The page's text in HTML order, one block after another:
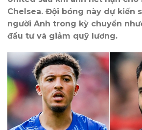
Chelsea. Đội bóng này dự kiến
người Anh trong kỳ chuyển
đầu tư và giảm quỹ lương.